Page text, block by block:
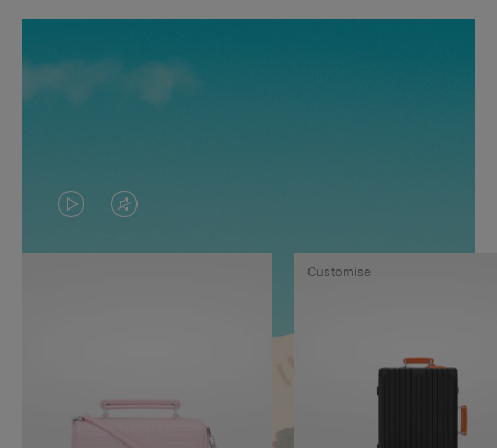
VIDEO
IS
GEPAUZEERD,
OP
HET
GELUID
Customise